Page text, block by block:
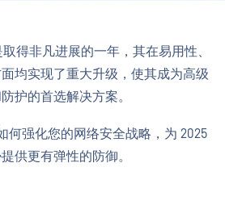
取得非凡进展的一年，其在易用性、
均实现了重大升级，使其成为高级
护的首选解决方案。
何强化您的网络安全战略，为 2025
供更有弹性的防御。